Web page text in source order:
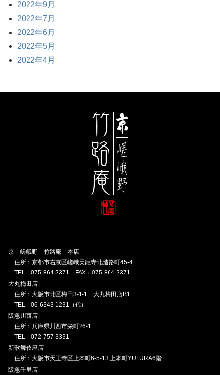
2022年9月
2022年7月
2022年6月
2022年5月
2022年4月
京 嵯峨野 竹路庵 本店
住所：京都市右京区嵯峨天龍寺北造路町45-4
TEL：075-864-2371 FAX：075-864-2371
大丸梅田店
住所：大阪市北区梅田3-1-1 大丸梅田店B1
TEL：06-6343-1231（代）
阪急川西店
住所：兵庫県川西市栄町26-1
TEL：072-757-3331
新歌舞伎座店
住所：大阪市天王寺区上本町6-5-13 上本町YUFURA6階
阪急千里店